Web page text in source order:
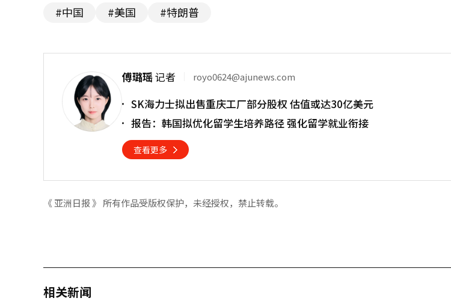
#中国 #美国 #特朗普
傅璐瑶记者 royo0624@ajunews.com
SK海力士拟出售重庆工厂部分股权 估值或达30亿美元
报告：韩国拟优化留学生培养路径 强化留学就业衔接
查看更多
《 亚洲日报 》 所有作品受版权保护，未经授权，禁止转载。
相关新闻